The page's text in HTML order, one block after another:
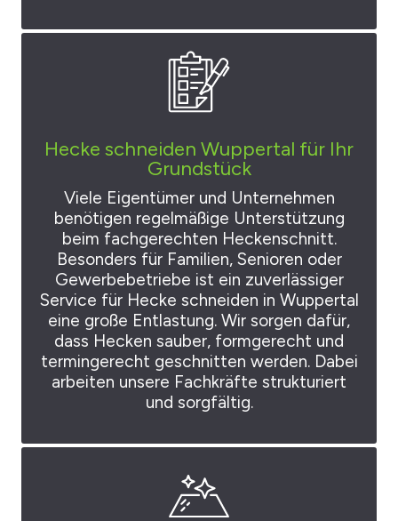
Hecke schneiden Wuppertal für Ihr
Grundstück
Viele Eigentümer und Unternehmen
benötigen regelmäßige Unterstützung
beim fachgerechten Heckenschnitt.
Besonders für Familien, Senioren oder
Gewerbebetriebe ist ein zuverlässiger
Service für Hecke schneiden in Wuppertal
eine große Entlastung. Wir sorgen dafür,
dass Hecken sauber, formgerecht und
termingerecht geschnitten werden. Dabei
arbeiten unsere Fachkräfte strukturiert
und sorgfältig.